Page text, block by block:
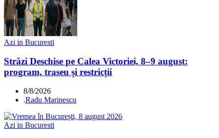
Azi in Bucuresti
Străzi Deschise pe Calea Victoriei, 8–9 august:
program, traseu și restricții
8/8/2026
.Radu Marinescu
Azi in Bucuresti